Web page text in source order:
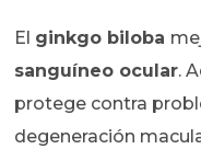
El ginkgo biloba
sanguíneo ocular.
protege contra
degeneración